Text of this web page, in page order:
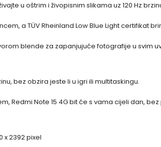
u oštrim i živopisnim slikama uz 120 Hz
a TÜV Rheinland Low Blue Light certifikat
blende za zapanjujuće fotografije u svim
bez obzira jeste li u igri ili multitaskingu.
Redmi Note 15 4G bit će s vama cijeli dan,
x 2392 pixel